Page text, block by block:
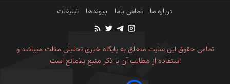
درباره ما تماس باما پیوندها تبلیغات
تمامی حقوق این سایت متعلق به پایگاه خبری تحلیلی مثلث میباشد و
استفاده از مطالب آن با ذکر منبع بلامانع است